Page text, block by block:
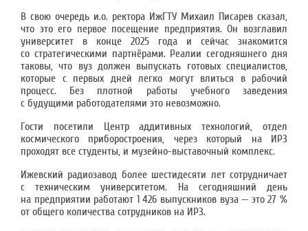
В свою очередь и.о. ректора ИжГТУ Михаил Писарев сказал,
что это его первое посещение предприятия. Он возглавил
университет в конце 2025 года и сейчас знакомится
со стратегическими партнёрами. Реалии сегодняшнего дня
таковы, что вуз должен выпускать готовых специалистов,
которые с первых дней легко могут влиться в рабочий
процесс. Без плотной работы учебного заведения
с будущими работодателями это невозможно.
Гости посетили Центр аддитивных технологий, отдел
космического приборостроения, через который на ИРЗ
проходят все студенты, и музейно-выставочный комплекс.
Ижевский радиозавод более шестидесяти лет сотрудничает
с техническим университетом. На сегодняшний день
на предприятии работают 1 426 выпускников вуза — это 27 %
от общего количества сотрудников на ИРЗ.